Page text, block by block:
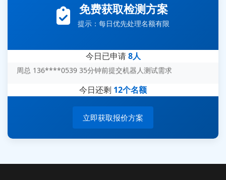
免费获取检测方案
提示：每日优先处理名额有限
今日已申请8人
刘先生 139****7889 18分钟前提交防爆测试需求
周总 136****0539 35分钟前提交机器人测试需求
今日还剩 12个名额
立即获取报价方案